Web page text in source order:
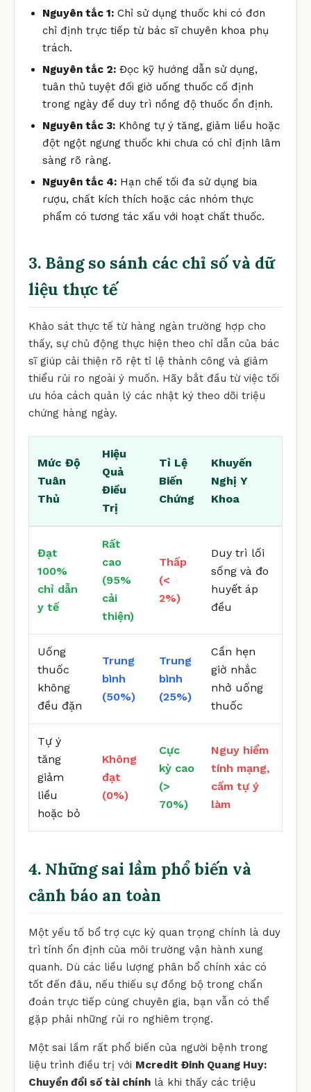
Nguyên tắc 1: Chỉ sử dụng thuốc khi có đơn
chỉ định trực tiếp từ bác sĩ chuyên khoa phụ
trách.
Nguyên tắc 2: Đọc kỹ hướng dẫn sử dụng,
tuân thủ tuyệt đối giờ uống thuốc cố định
trong ngày để duy trì nồng độ thuốc ổn định.
Nguyên tắc 3: Không tự ý tăng, giảm liều hoặc
đột ngột ngưng thuốc khi chưa có chỉ định lâm
sàng rõ ràng.
Nguyên tắc 4: Hạn chế tối đa sử dụng bia
rượu, chất kích thích hoặc các nhóm thực
phẩm có tương tác xấu với hoạt chất thuốc.
3. Bảng so sánh các chỉ số và dữ
liệu thực tế
Khảo sát thực tế từ hàng ngàn trường hợp cho
thấy, sự chủ động thực hiện theo chỉ dẫn của bác
sĩ giúp cải thiện rõ rệt tỉ lệ thành công và giảm
thiểu rủi ro ngoài ý muốn. Hãy bắt đầu từ việc tối
ưu hóa cách quản lý các nhật ký theo dõi triệu
chứng hàng ngày.
Mức Độ
Tuân
Thủ
Hiệu
Quả
Điều
Trị
Tỉ Lệ
Biến
Chứng
Khuyến
Nghị Y
Khoa
Đạt
100%
chỉ dẫn
y tế
Rất
cao
(95%
cải
thiện)
Thấp
(<
2%)
Duy trì lối
sống và đo
huyết áp
đều
Uống
thuốc
không
đều đặn
Trung
bình
(50%)
Trung
bình
(25%)
Cần hẹn
giờ nhắc
nhở uống
thuốc
Tự ý
tăng
giảm
liều
hoặc bỏ
Không
đạt
(0%)
Cực
kỳ cao
(>
70%)
Nguy hiểm
tính mạng,
cấm tự ý
làm
4. Những sai lầm phổ biến và
cảnh báo an toàn
Một yếu tố bổ trợ cực kỳ quan trọng chính là duy
trì tính ổn định của môi trường vận hành xung
quanh. Dù các liều lượng phân bổ chính xác có
tốt đến đâu, nếu thiếu sự đồng bộ trong chẩn
đoán trực tiếp cùng chuyên gia, bạn vẫn có thể
gặp phải những rủi ro nghiêm trọng.
Một sai lầm rất phổ biến của người bệnh trong
liệu trình điều trị với Mcredit Đinh Quang Huy:
Chuyển đổi số tài chính là khi thấy các triệu